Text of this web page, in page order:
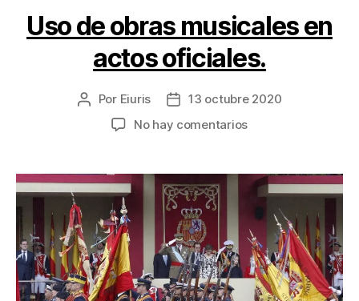
Uso de obras musicales en
actos oficiales.
Autor
Por Eiuris
Fecha13 octubre 2020
No hay comentariosen
obras
musicales
en
actos
oficiales.